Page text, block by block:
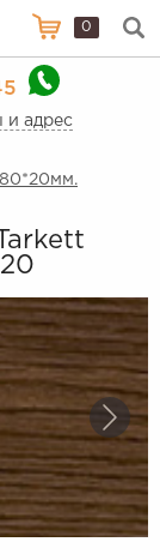
0
и адрес
80*20мм.